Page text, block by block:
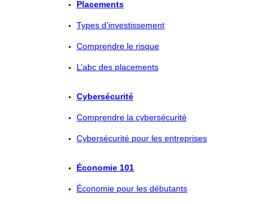
Placements
Types d’investissement
Comprendre le risque
L’abc des placements
Cybersécurité
Comprendre la cybersécurité
Cybersécurité pour les entreprises
Économie 101
Économie pour les débutants